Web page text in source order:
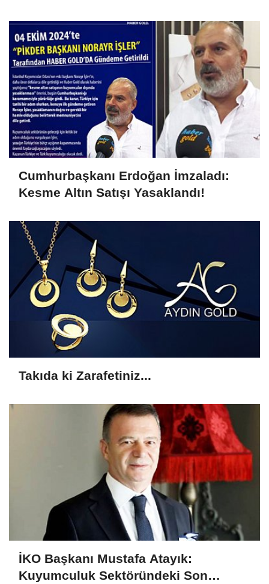
Oldu!
Cumhurbaşkanı Erdoğan İmzaladı:
Kesme Altın Satışı Yasaklandı!
Takıda ki Zarafetiniz...
İKO Başkanı Mustafa Atayık:
Kuyumculuk Sektöründeki Son